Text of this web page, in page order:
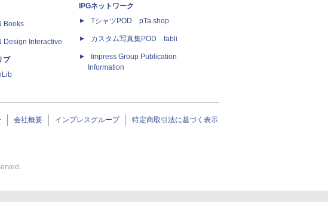
Books
Design Interactive
ブ
IPGネットワーク
TシャツPOD pTa.shop
カスタム写真集POD fabli
Impress Group Publication
Information
会社概要 インプレスグループ 特定商取引法に基づく表示